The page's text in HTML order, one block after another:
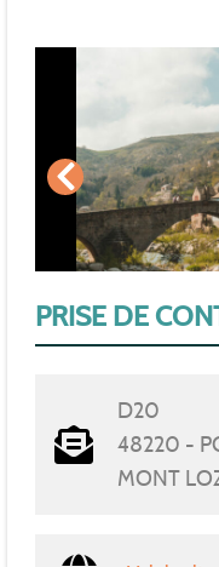
PRISE DE
D20
48220 -
MONT